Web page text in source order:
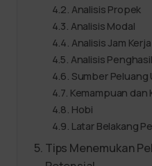
Analisis Propek
Analisis Modal
Analisis Jam Kerja
Analisis
Sumber Peluang
Kemampuan dan
Hobi
Latar Belakang
Tips Menemukan